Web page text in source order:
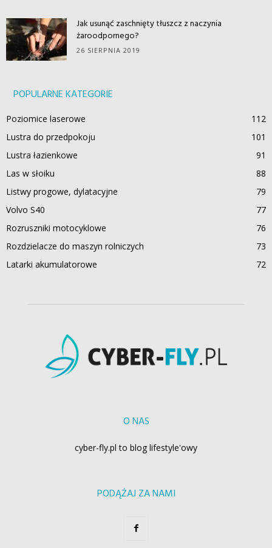
Jak usunąć zaschnięty tłuszcz z naczynia
żaroodpornego?
26 SIERPNIA 2019
POPULARNE KATEGORIE
Poziomice laserowe
112
Lustra do przedpokoju
101
Lustra łazienkowe
91
Las w słoiku
88
Listwy progowe, dylatacyjne
79
Volvo S40
77
Rozruszniki motocyklowe
76
Rozdzielacze do maszyn rolniczych
73
Latarki akumulatorowe
72
O NAS
cyber-fly.pl to blog lifestyle'owy
PODĄŻAJ ZA NAMI